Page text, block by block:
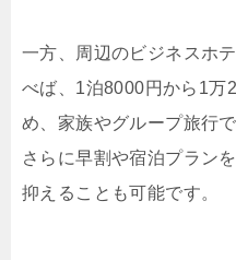
一方、周辺のビジネスホ
べば、1泊8000円から1万
め、家族やグループ旅行
さらに早割や宿泊プラン
抑えることも可能です。